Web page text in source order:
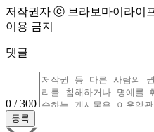
저작권자 ⓒ 브라보마이라이
이용 금지
댓글
0 / 300